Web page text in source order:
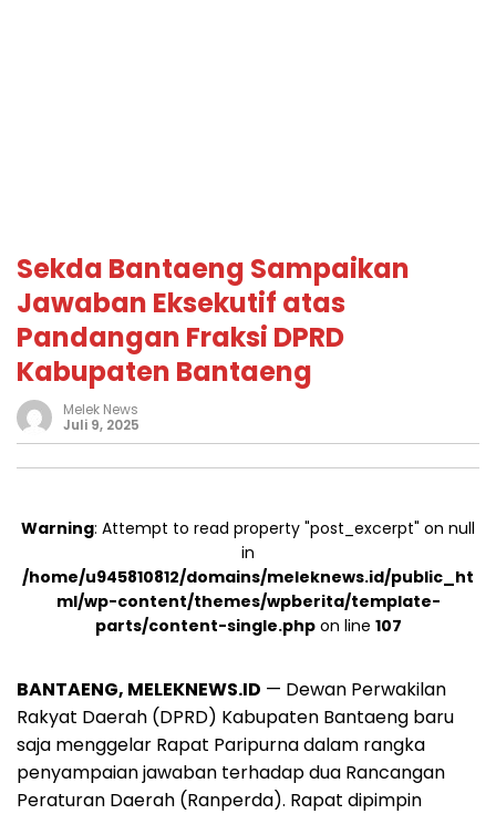
Sekda Bantaeng Sampaikan
Jawaban Eksekutif atas
Pandangan Fraksi DPRD
Kabupaten Bantaeng
Melek News
Juli 9, 2025
Warning: Attempt to read property "post_excerpt" on null
in
/home/u945810812/domains/meleknews.id/public_ht
ml/wp-content/themes/wpberita/template-
parts/content-single.phpon line 107
BANTAENG, MELEKNEWS.ID — Dewan Perwakilan
Rakyat Daerah (DPRD) Kabupaten Bantaeng baru
saja menggelar Rapat Paripurna dalam rangka
penyampaian jawaban terhadap dua Rancangan
Peraturan Daerah (Ranperda). Rapat dipimpin